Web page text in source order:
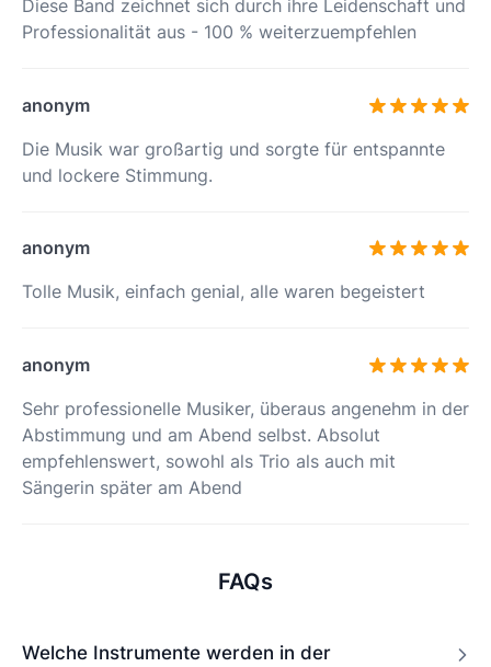
Diese Band zeichnet sich durch ihre Leidenschaft und
Professionalität aus - 100 % weiterzuempfehlen
anonym
Die Musik war großartig und sorgte für entspannte
und lockere Stimmung.
anonym
Tolle Musik, einfach genial, alle waren begeistert
anonym
Sehr professionelle Musiker, überaus angenehm in der
Abstimmung und am Abend selbst. Absolut
empfehlenswert, sowohl als Trio als auch mit
Sängerin später am Abend
FAQs
Welche Instrumente werden in der